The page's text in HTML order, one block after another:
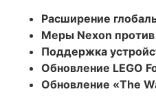
Расширение
Меры Nexon
Поддержка
Обновление LEGO
Обновление «The